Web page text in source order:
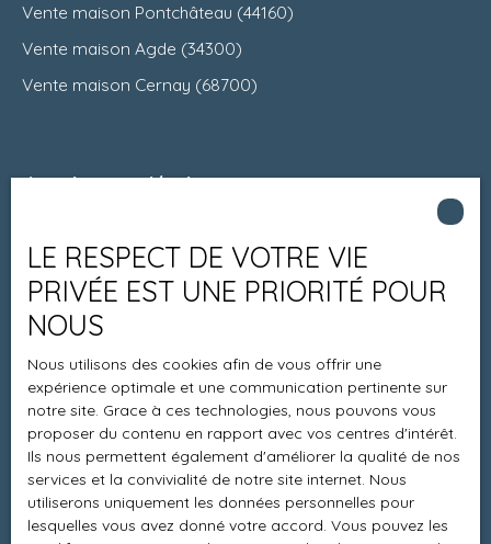
Vente maison Pontchâteau (44160)
Vente maison Agde (34300)
Vente maison Cernay (68700)
Je suis propriétaire
Espace vendeur
Vendre avec nous
Charte 21
Contact
Informations
Recrutement
LE RESPECT DE VOTRE VIE
PRIVÉE EST UNE PRIORITÉ POUR
NOUS
Nous utilisons des cookies afin de vous offrir une
expérience optimale et une communication pertinente sur
notre site. Grace à ces technologies, nous pouvons vous
proposer du contenu en rapport avec vos centres d'intérêt.
Ils nous permettent également d'améliorer la qualité de nos
services et la convivialité de notre site internet. Nous
utiliserons uniquement les données personnelles pour
lesquelles vous avez donné votre accord. Vous pouvez les